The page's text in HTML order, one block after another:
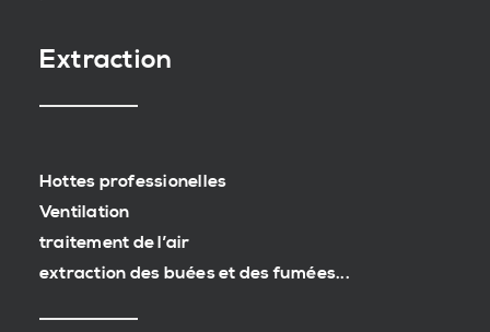
Extraction
Hottes professionelles
Ventilation
traitement de l’air
extraction des buées et des fumées...